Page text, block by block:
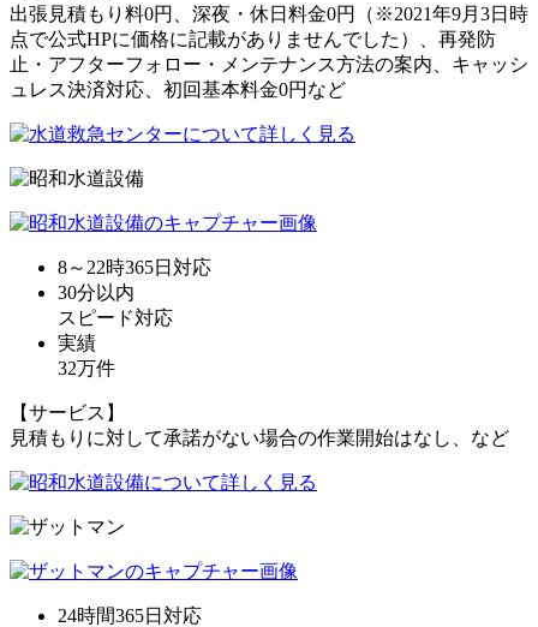
出張見積もり料0円、深夜・休日料金0円（※2021年9月3日時
点で公式HPに価格に記載がありませんでした）、再発防
止・アフターフォロー・メンテナンス方法の案内、キャッシ
ュレス決済対応、初回基本料金0円など
8～22時365日 対応
30分 以内
スピード対応
実績
32万件
【サービス】
見積もりに対して承諾がない場合の作業開始はなし、など
24時間365日 対応